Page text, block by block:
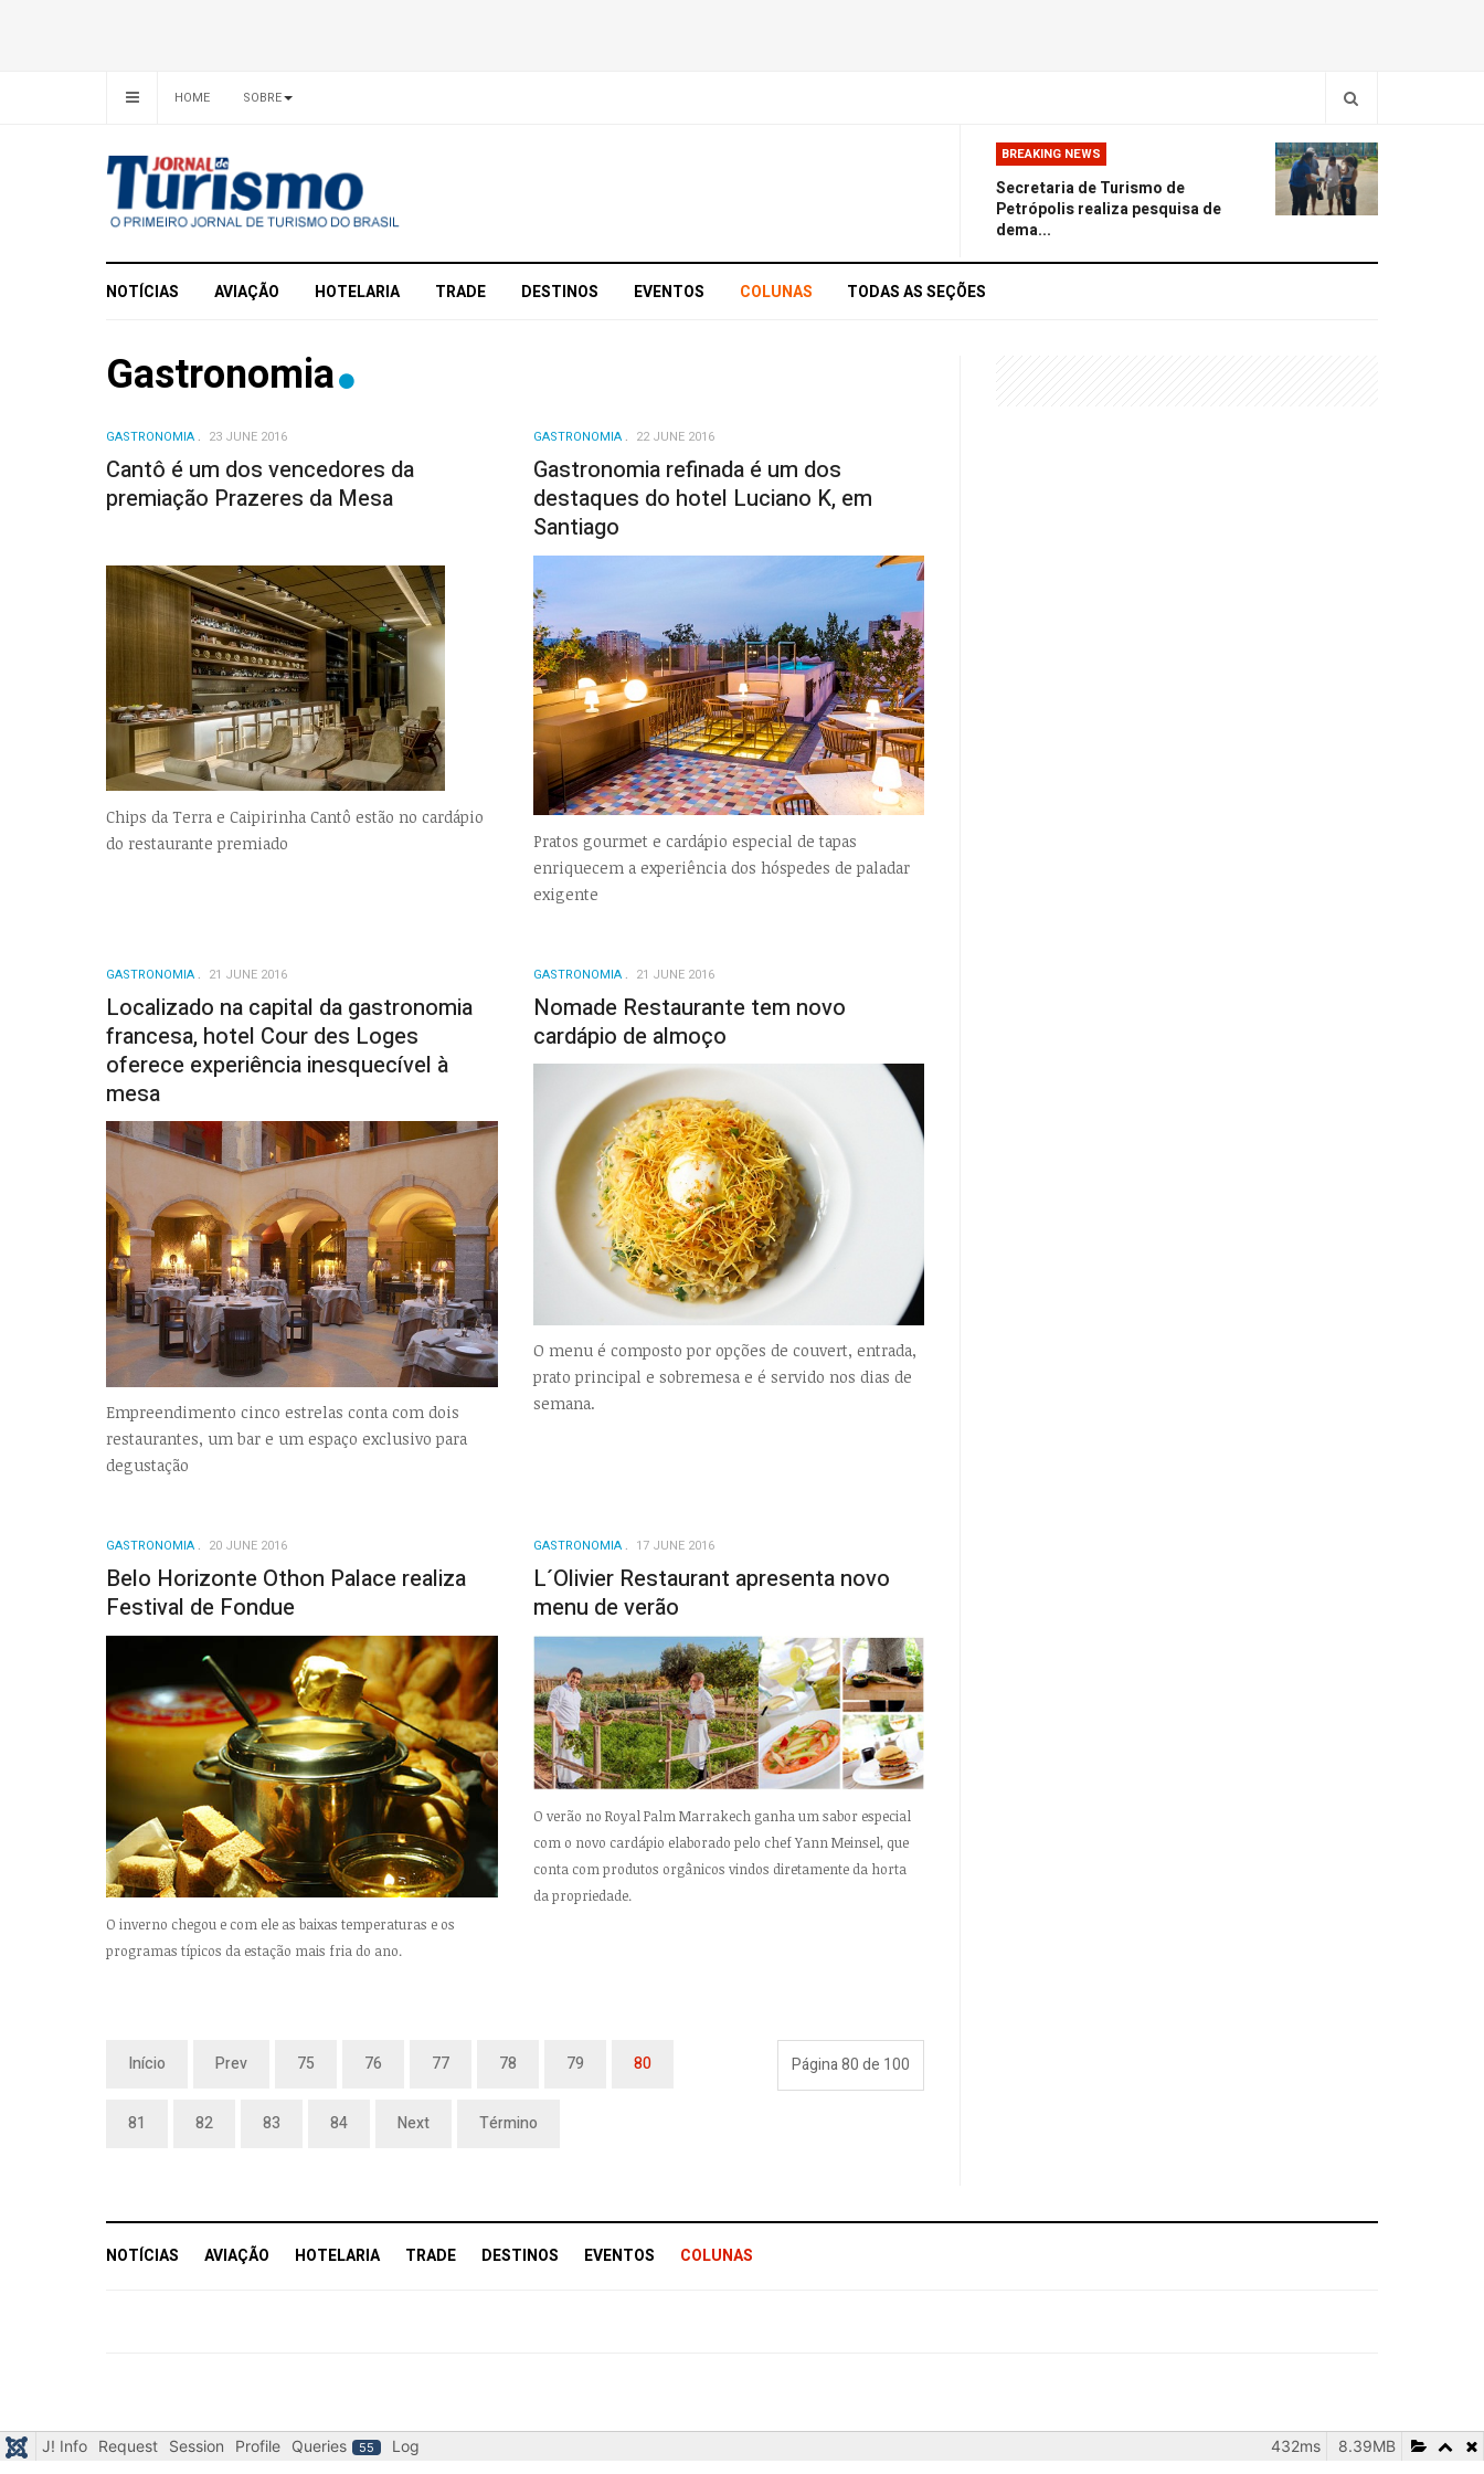
HOME SOBRE
BREAKING NEWS
Secretaria de Turismo de
Petrópolis realiza pesquisa de
dema...
NOTÍCIAS AVIAÇÃO HOTELARIA TRADE DESTINOS EVENTOS COLUNAS TODAS AS SEÇÕES
Gastronomia
GASTRONOMIA 23 JUNE 2016
Cantô é um dos vencedores da
premiação Prazeres da Mesa
Chips da Terra e Caipirinha Cantô estão no cardápio
do restaurante premiado
GASTRONOMIA 22 JUNE 2016
Gastronomia refinada é um dos
destaques do hotel Luciano K, em
Santiago
Pratos gourmet e cardápio especial de tapas
enriquecem a experiência dos hóspedes de paladar
exigente
GASTRONOMIA 21 JUNE 2016
Localizado na capital da gastronomia
francesa, hotel Cour des Loges
oferece experiência inesquecível à
mesa
Empreendimento cinco estrelas conta com dois
restaurantes, um bar e um espaço exclusivo para
degustação
GASTRONOMIA 21 JUNE 2016
Nomade Restaurante tem novo
cardápio de almoço
O menu é composto por opções de couvert, entrada,
prato principal e sobremesa e é servido nos dias de
semana.
GASTRONOMIA 20 JUNE 2016
Belo Horizonte Othon Palace realiza
Festival de Fondue
O inverno chegou e com ele as baixas temperaturas e os
programas típicos da estação mais fria do ano.
GASTRONOMIA 17 JUNE 2016
L´Olivier Restaurant apresenta novo
menu de verão
O verão no Royal Palm Marrakech ganha um sabor especial
com o novo cardápio elaborado pelo chef Yann Meinsel, que
conta com produtos orgânicos vindos diretamente da horta
da propriedade.
Página 80 de 100
Início Prev 75 76 77 78 79 80
81 82 83 84 Next Término
NOTÍCIAS AVIAÇÃO HOTELARIA TRADE DESTINOS EVENTOS COLUNAS
J! Info Request Session Profile Queries 55 Log 8.39MB
432ms